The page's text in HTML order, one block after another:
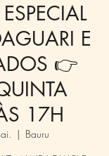
E
👉
17H
  |
Bauru